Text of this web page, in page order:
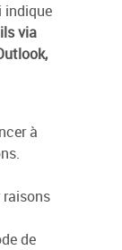
indique
via
à
de